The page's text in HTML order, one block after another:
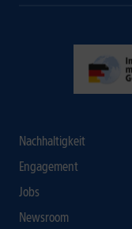
Nachhaltigkeit
Engagement
Jobs
Newsroom